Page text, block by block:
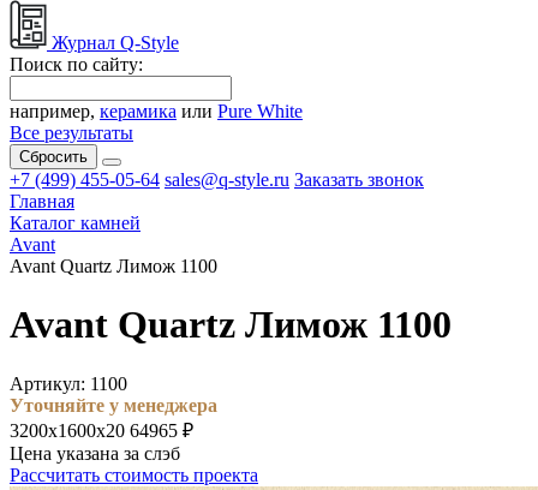
Журнал Q-Style
Поиск по сайту:
например, керамика или Pure White
Все результаты
Сбросить
+7 (499) 455-05-64 sales@q-style.ru Заказать звонок
Главная
Каталог камней
Avant
Avant Quartz Лимож 1100
Avant Quartz Лимож 1100
Артикул: 1100
Уточняйте у менеджера
3200х1600х20 64965 ₽
Цена указана за слэб
Рассчитать стоимость проекта